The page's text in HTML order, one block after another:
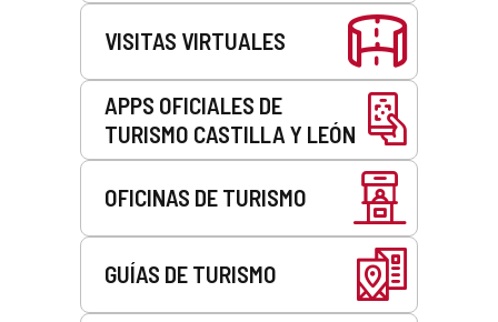
VISITAS VIRTUALES
APPS OFICIALES DE
TURISMO CASTILLA Y LEÓN
OFICINAS DE TURISMO
GUÍAS DE TURISMO